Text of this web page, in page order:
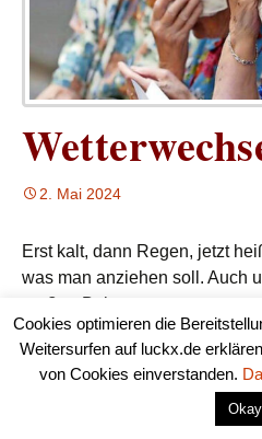
2. Mai 2024
Erst kalt, dann Regen, jetzt
was man anziehen soll. Auch
großen Belastungen
extrem ändernden
wir jetzt damit umgehen
recherchiert.
Wetterwechsel
weiterlesen →
Cookies optimieren die
Weitersurfen auf luckx.de
von Cookies einverstanden.